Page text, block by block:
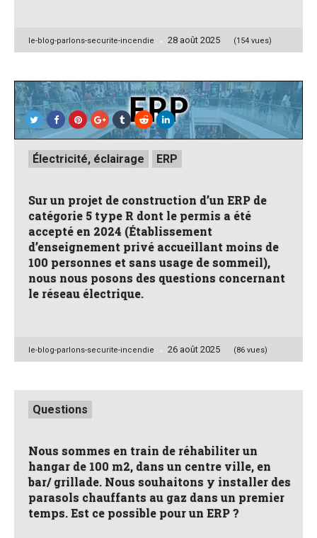
Posted
le-blog-parlons-securite-incendie 28 août 2025 (154 vues)
Posted
inÉlectricité, éclairage ERP
Sur un projet de construction d’un ERP de
catégorie 5 type R dont le permis a été
accepté en 2024 (Établissement
d’enseignement privé accueillant moins de
100 personnes et sans usage de sommeil),
nous nous posons des questions concernant
le réseau électrique.
Posted
le-blog-parlons-securite-incendie 26 août 2025 (86 vues)
Posted
inQuestions
Nous sommes en train de réhabiliter un
hangar de 100 m2, dans un centre ville, en
bar/ grillade. Nous souhaitons y installer des
parasols chauffants au gaz dans un premier
temps. Est ce possible pour un ERP ?